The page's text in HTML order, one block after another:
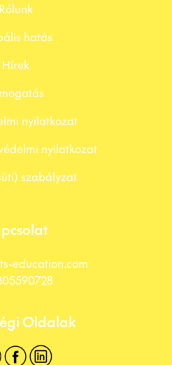
Rólunk
hatás
Hírek
nyilatkozat
nyilatkozat
szabályzat
education.com
Oldalak